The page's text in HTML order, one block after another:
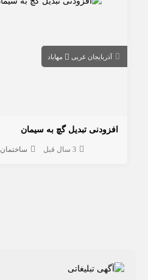
آذربایجان غربی مهاباد
افزودنی تبدیل گچ به سیمان
3 سال قبل ساختمان